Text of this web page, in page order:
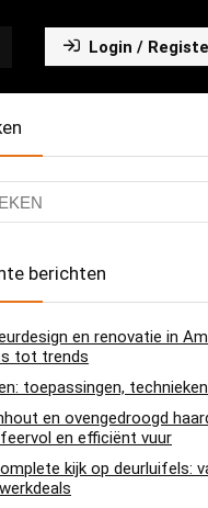
Login /
berichten
en renovatie in
tot trends
toepassingen,
en ovengedroogd
en efficiënt vuur
kijk op deurluifels: